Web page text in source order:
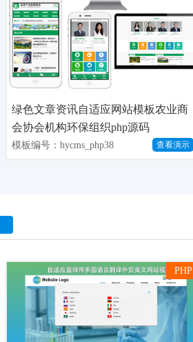
绿色文章资讯自适应网站模板农业商
会协会机构环保组织php源码
模板编号：hycms_php38 查看演示
PHP